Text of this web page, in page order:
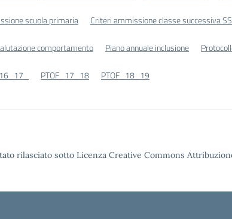
scuola primaria Criteri ammissione classe successiva
comportamento Piano annuale inclusione
PTOF_17_18 PTOF_18_19
rilasciato sotto Licenza Creative Commons